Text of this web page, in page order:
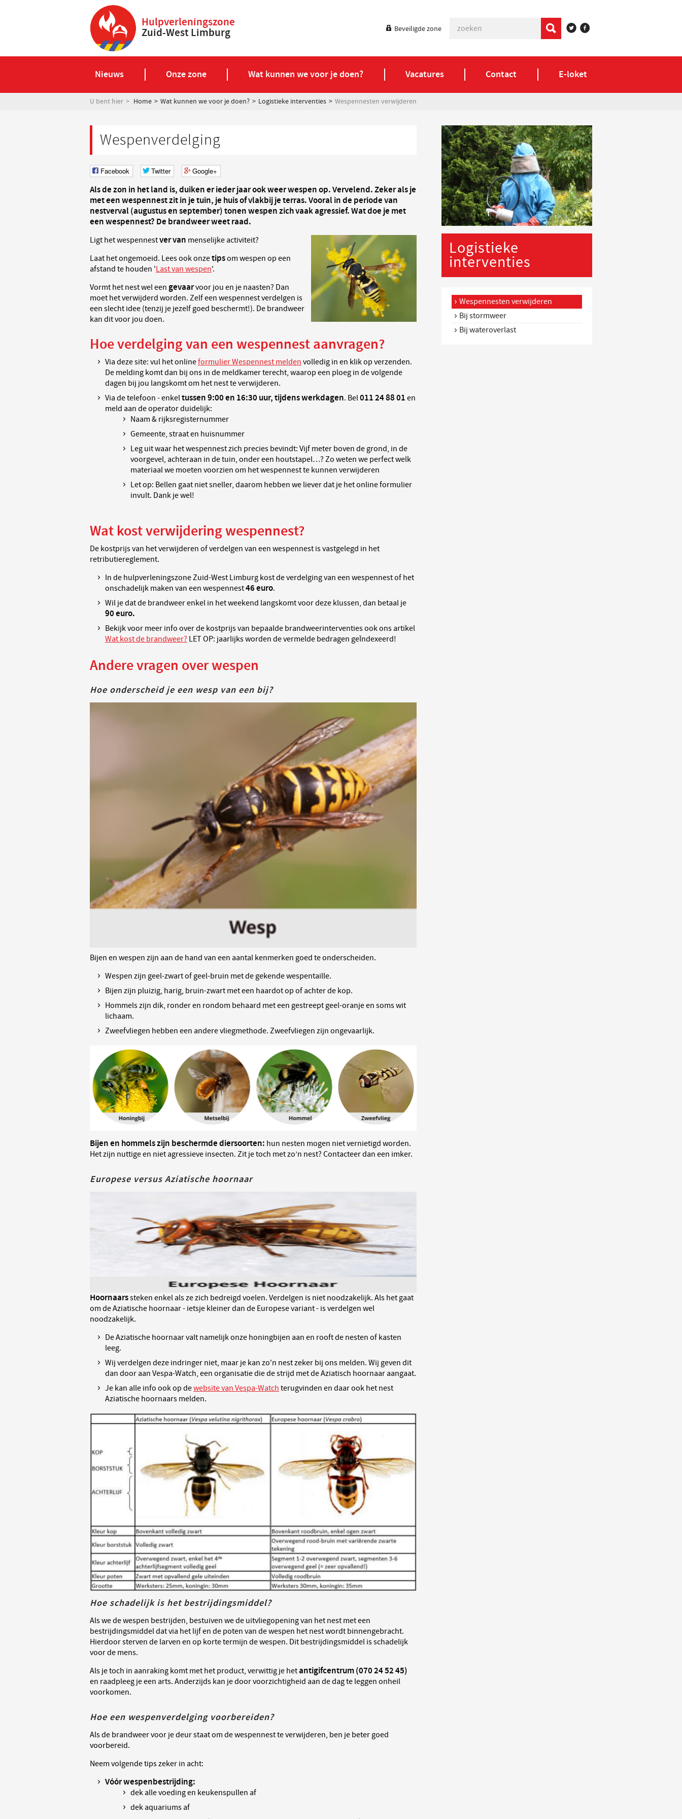
Hulpverleningszone
Zuid-West Limburg Beveiligde zone
Nieuws Onze zone Wat kunnen we voor je doen? Vacatures Contact E-loket
U bent hier Home Wat kunnen we voor je doen? Logistieke interventies Wespennesten verwijderen
Wespenverdelging
Facebook Twitter Google+
Als de zon in het land is, duiken er ieder jaar ook weer wespen op. Vervelend. Zeker als je
met een wespennest zit in je tuin, je huis of vlakbij je terras. Vooral in de periode van
nestverval (augustus en september) tonen wespen zich vaak agressief. Wat doe je met
een wespennest? De brandweer weet raad.
Ligt het wespennestver van menselijke activiteit?
Laat het ongemoeid. Lees ook onzetipsom wespen op een
afstand te houden 'Last van wespen'.
Vormt het nest wel een gevaarvoor jou en je naasten? Dan
moet het verwijderd worden. Zelf een wespennest verdelgen is
een slecht idee (tenzij je jezelf goed beschermt!). De brandweer
kan dit voor jou doen.
Hoe verdelging van een wespennest aanvragen?
Via deze site: vul het onlineformulier Wespennest melden volledig in en klik op verzenden.
De melding komt dan bij ons in de meldkamer terecht, waarop een ploeg in de volgende
dagen bij jou langskomt om het nest te verwijderen.
Via de telefoon - enkeltussen 9:00 en 16:30 uur, tijdens werkdagen. Bel011 24 88 01 en
meld aan de operator duidelijk:
Naam & rijksregisternummer
Gemeente, straat en huisnummer
Leg uit waar het wespennest zich precies bevindt: Vijf meter boven de grond, in de
voorgevel, achteraan in de tuin, onder een houtstapel…? Zo weten we perfect welk
materiaal we moeten voorzien om het wespennest te kunnen verwijderen
Let op: Bellen gaat niet sneller, daarom hebben we liever dat je het online formulier
invult. Dank je wel!
Wat kost verwijdering wespennest?
De kostprijs van het verwijderen of verdelgen van een wespennest is vastgelegd in het
retributiereglement.
In de hulpverleningszone Zuid-West Limburg kost de verdelging van een wespennest of het
onschadelijk maken van een wespennest46 euro.
Wil je dat de brandweer enkel in het weekend langskomt voor deze klussen, dan betaal je
90 euro.
Bekijk voor meer info over de kostprijs van bepaalde brandweerinterventies ook ons artikel
Wat kost de brandweer? LET OP: jaarlijks worden de vermelde bedragen geÏndexeerd!
Andere vragen over wespen
Hoe onderscheid je een wesp van een bij?
Bijen en wespen zijn aan de hand van een aantal kenmerken goed te onderscheiden.
Wespen zijn geel-zwart of geel-bruin met de gekende wespentaille.
Bijen zijn pluizig, harig, bruin-zwart met een haardot op of achter de kop.
Hommels zijn dik, ronder en rondom behaard met een gestreept geel-oranje en soms wit
lichaam.
Zweefvliegen hebben een andere vliegmethode. Zweefvliegen zijn ongevaarlijk.
Bijen en hommels zijn beschermde diersoorten: hun nesten mogen niet vernietigd worden.
Het zijn nuttige en niet agressieve insecten. Zit je toch met zo’n nest? Contacteer dan een imker.
Europese versus Aziatische hoornaar
Hoornaarssteken enkel als ze zich bedreigd voelen. Verdelgen is niet noodzakelijk. Als het gaat
om de Aziatische hoornaar - ietsje kleiner dan de Europese variant - is verdelgen wel
noodzakelijk.
De Aziatische hoornaar valt namelijk onze honingbijen aan en rooft de nesten of kasten
leeg.
Wij verdelgen deze indringer niet, maar je kan zo'n nest zeker bij ons melden. Wij geven dit
dan door aan Vespa-Watch, een organisatie die de strijd met de Aziatisch hoornaar aangaat.
Je kan alle info ook op dewebsite van Vespa-Watch terugvinden en daar ook het nest
Aziatische hoornaars melden.
Hoe schadelijk is het bestrijdingsmiddel?
Als we de wespen bestrijden, bestuiven we de uitvliegopening van het nest met een
bestrijdingsmiddel dat via het lijf en de poten van de wespen het nest wordt binnengebracht.
Hierdoor sterven de larven en op korte termijn de wespen. Dit bestrijdingsmiddel is schadelijk
voor de mens.
Als je toch in aanraking komt met het product, verwittig je het antigifcentrum (070 24 52 45)
en raadpleeg je een arts. Anderzijds kan je door voorzichtigheid aan de dag te leggen onheil
voorkomen.
Hoe een wespenverdelging voorbereiden?
Als de brandweer voor je deur staat om de wespennest te verwijderen, ben je beter goed
voorbereid.
Neem volgende tips zeker in acht:
Vóór wespenbestrijding:
dek alle voeding en keukenspullen af
dek aquariums af
Logistieke
interventies
Wespennesten verwijderen
Bij stormweer
Bij wateroverlast